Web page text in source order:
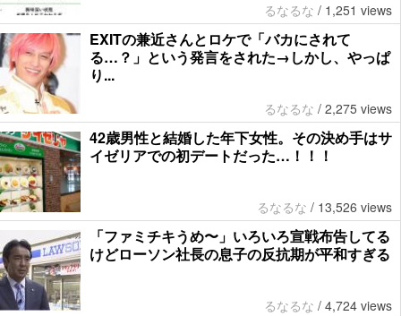
るなるな / 1,251 views
EXITの兼近さんとロケで「バカにされて
る…？」という発言をされた→しかし、やっぱ
り...
るなるな / 2,275 views
42歳男性と結婚した年下女性。その決め手はサ
イゼリアでの初デートだった…！！！
るなるな / 13,526 views
「ファミチキうめ〜」いろいろ宣戦布告してる
けどローソン社長の息子の反抗期が平和すぎる
るなるな / 4,724 views